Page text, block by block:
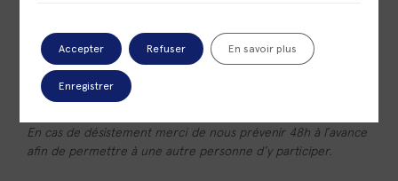
Profitez-en, c’est l’occasion de poser toutes vos questions !
Inscription obligatoire
En cas de désistement merci de nous prévenir 48h à l’avance
afin de permettre à une autre personne d’y participer.
Accepter Refuser En savoir plus
Enregistrer